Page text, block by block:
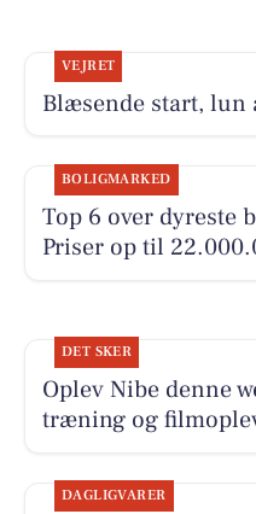
VEJRET
Blæsende start, lun
BOLIGMARKED
Top 6 over dyreste
Priser op til
DET SKER
Oplev Nibe denne
træning og
DAGLIGVARER